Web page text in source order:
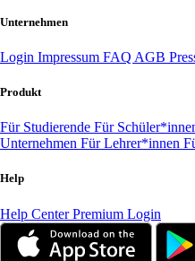
Unternehmen
Login Impressum FAQ AGB
Produkt
Für Studierende Für
Unternehmen Für Lehrer*innen
Help
Help CenterPremium Login